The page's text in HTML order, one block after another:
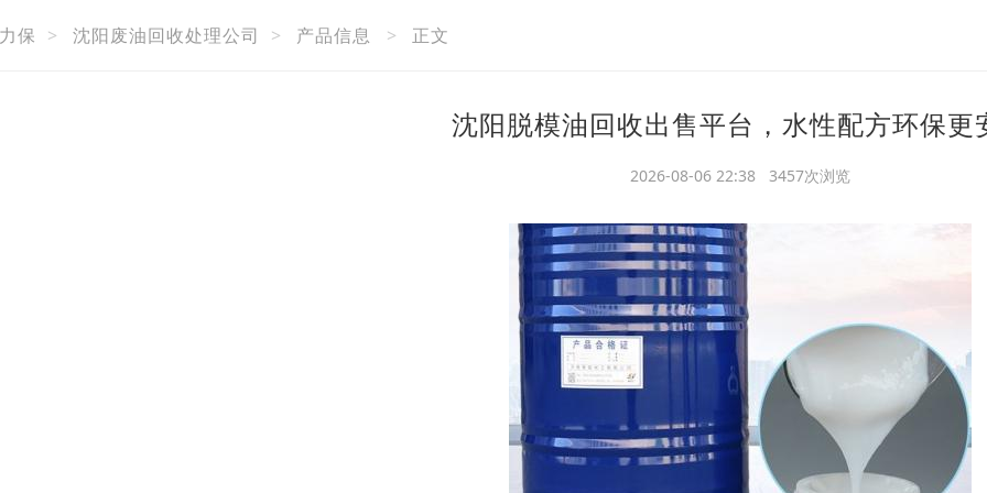
保 > 沈阳废油回收处理公司 > 产品信息 > 正文
沈阳脱模油回收出售平台，水性配方环保更
2026-08-06 22:38 3457次浏览